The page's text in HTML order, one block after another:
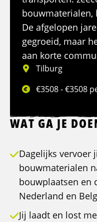
bouwmaterialen,
De afgelopen
gegroeid, maar
aan korte
Tilburg
€3508 - €3508
WAT GA JE
Dagelijks vervoer
bouwmaterialen
bouwplaatsen en
Nederland en
Jij laadt en lost